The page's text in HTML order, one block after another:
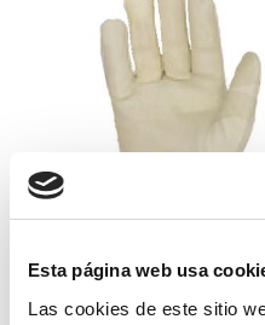
Esta página web usa
Las cookies de este sitio